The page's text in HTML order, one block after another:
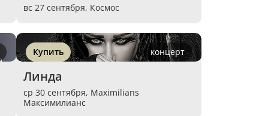
вс 27 сентября, Космос
Купить концерт
Линда
ср 30 сентября, Maximilians
Максимилианс